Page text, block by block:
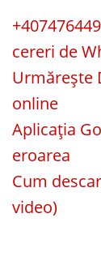
cereri de
Urmărește
online
Aplicația
eroarea
Cum
video)